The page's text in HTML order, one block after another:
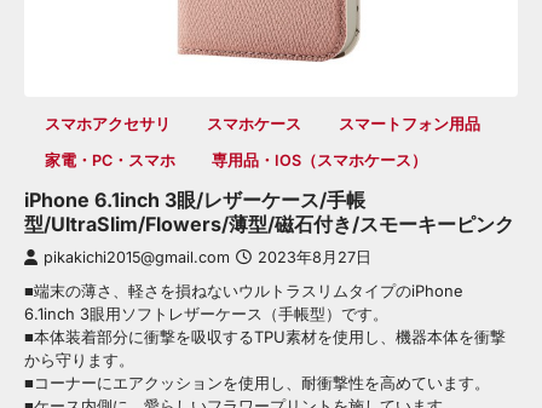
スマホアクセサリ スマホケース
スマートフォン用品
家電・PC・スマホ
専用品・iOS（スマホケース）
iPhone 6.1inch 3眼/レザーケース/手帳
型/UltraSlim/Flowers/薄型/磁石付き/スモーキーピンク
pikakichi2015@gmail.com 2023年8月27日
■端末の薄さ、軽さを損ねないウルトラスリムタイプのiPhone
6.1inch 3眼用ソフトレザーケース（手帳型）です。
■本体装着部分に衝撃を吸収するTPU素材を使用し、機器本体を衝撃
から守ります。
■コーナーにエアクッションを使用し、耐衝撃性を高めています。